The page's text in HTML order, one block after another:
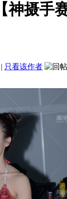
【神摄手
| 只看该作者